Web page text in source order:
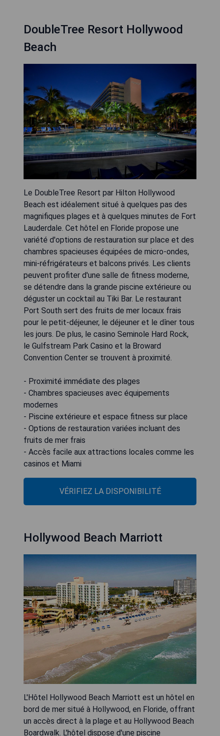
DoubleTree Resort Hollywood
Beach
Le DoubleTree Resort par Hilton Hollywood
Beach est idéalement situé à quelques pas des
magnifiques plages et à quelques minutes de Fort
Lauderdale. Cet hôtel en Floride propose une
variété d'options de restauration sur place et des
chambres spacieuses équipées de micro-ondes,
mini-réfrigérateurs et balcons privés. Les clients
peuvent profiter d'une salle de fitness moderne,
se détendre dans la grande piscine extérieure ou
déguster un cocktail au Tiki Bar. Le restaurant
Port South sert des fruits de mer locaux frais
pour le petit-déjeuner, le déjeuner et le dîner tous
les jours. De plus, le casino Seminole Hard Rock,
le Gulfstream Park Casino et la Broward
Convention Center se trouvent à proximité.
- Proximité immédiate des plages
- Chambres spacieuses avec équipements
modernes
- Piscine extérieure et espace fitness sur place
- Options de restauration variées incluant des
fruits de mer frais
- Accès facile aux attractions locales comme les
casinos et Miami
VÉRIFIEZ LA DISPONIBILITÉ
Hollywood Beach Marriott
L'Hôtel Hollywood Beach Marriott est un hôtel en
bord de mer situé à Hollywood, en Floride, offrant
un accès direct à la plage et au Hollywood Beach
Boardwalk. L'hôtel dispose d'une piscine